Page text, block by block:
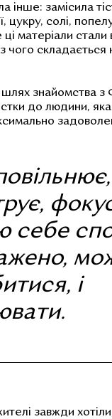
інше: замісила
цукру, солі,
матеріали стали
чого складається
знайомства з
до людини, яка
себе
і
завжди